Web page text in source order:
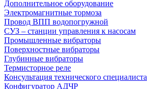
Дополнительное оборудование
Электромагнитные тормоза
Провод ВПП водопогружной
СУЗ – станции управления к насосам
Промышленные вибраторы
Поверхностные вибраторы
Глубинные вибраторы
Термисторное реле
Консультация технического специалиста
Конфигуратор АДЧР